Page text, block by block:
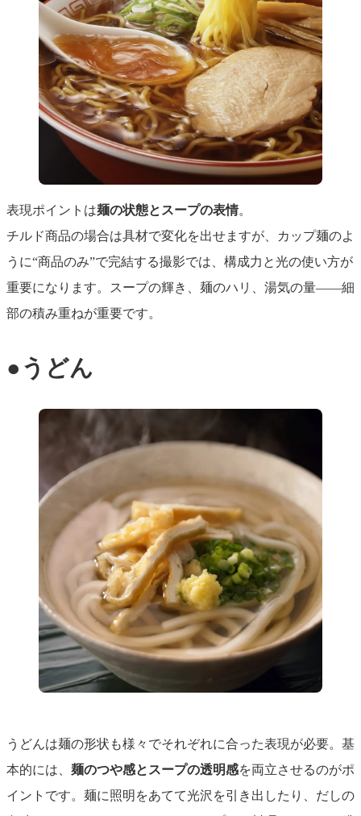
表現ポイントは麺の状態とスープの表情。
チルド商品の場合は具材で変化を出せますが、カップ麺のよ
うに“商品のみ”で完結する撮影では、構成力と光の使い方が
重要になります。スープの輝き、麺のハリ、湯気の量――細
部の積み重ねが重要です。
●うどん
うどんは麺の形状も様々でそれぞれに合った表現が必要。基
本的には、 麺のつや感とスープの透明感を両立させるのがポ
イントです。麺に照明をあてて光沢を引き出したり、だしの